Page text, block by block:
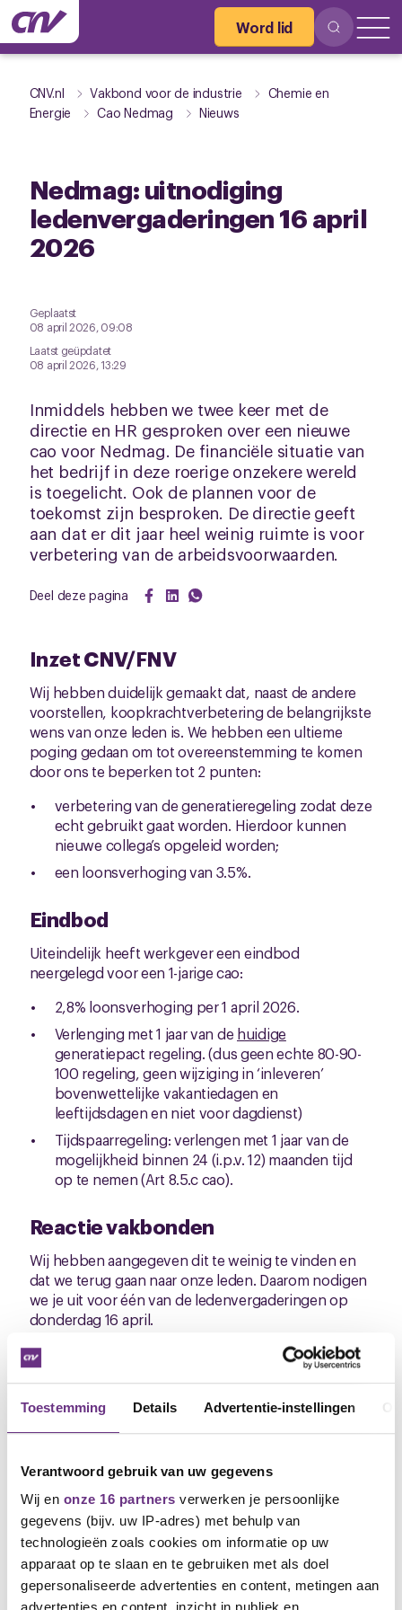
Toestemming Details Advertentie-instellingen
Verantwoord gebruik van uw gegevens
Wij en onze 16 partners verwerken je persoonlijke
gegevens (bijv. uw IP-adres) met behulp van
technologieën zoals cookies om informatie op uw
apparaat op te slaan en te gebruiken met als doel
gepersonaliseerde advertenties en content, metingen aan
Word lid
CNV.nl Vakbond voor de industrie
Chemie en
Energie
Cao Nedmag Nieuws
Nedmag: uitnodiging
ledenvergaderingen 16 april
2026
Geplaatst
08 april 2026, 09:08
Laatst geüpdatet
08 april 2026, 13:29
Inmiddels hebben we twee keer met de
directie en HR gesproken over een nieuwe
cao voor Nedmag. De financiële situatie van
het bedrijf in deze roerige onzekere wereld
is toegelicht. Ook de plannen voor de
toekomst zijn besproken. De directie geeft
aan dat er dit jaar heel weinig ruimte is voor
verbetering van de arbeidsvoorwaarden.
Deel deze pagina
Inzet CNV/FNV
Wij hebben duidelijk gemaakt dat, naast de andere
voorstellen, koopkrachtverbetering de belangrijkste
wens van onze leden is. We hebben een ultieme
poging gedaan om tot overeenstemming te komen
door ons te beperken tot 2 punten:
verbetering van de generatieregeling zodat deze
echt gebruikt gaat worden. Hierdoor kunnen
nieuwe collega’s opgeleid worden;
een loonsverhoging van 3.5%.
Eindbod
Uiteindelijk heeft werkgever een eindbod
neergelegd voor een 1-jarige cao:
2,8% loonsverhoging per 1 april 2026.
Verlenging met 1 jaar van de huidige
generatiepact regeling. (dus geen echte 80-90-
100 regeling, geen wijziging in ‘inleveren’
bovenwettelijke vakantiedagen en
leeftijdsdagen en niet voor dagdienst)
Tijdspaarregeling: verlengen met 1 jaar van de
mogelijkheid binnen 24 (i.p.v. 12) maanden tijd
op te nemen (Art 8.5.c cao).
Reactie vakbonden
Wij hebben aangegeven dit te weinig te vinden en
dat we terug gaan naar onze leden. Daarom nodigen
we je uit voor één van de ledenvergaderingen op
donderdag 16 april.
Ledenvergaderingen over eindbod
cao
donderdag 16 april 2026
13.30 uur en
15.15 uur
Locatie:
Nedmag, opleidingsruimte
De cao online